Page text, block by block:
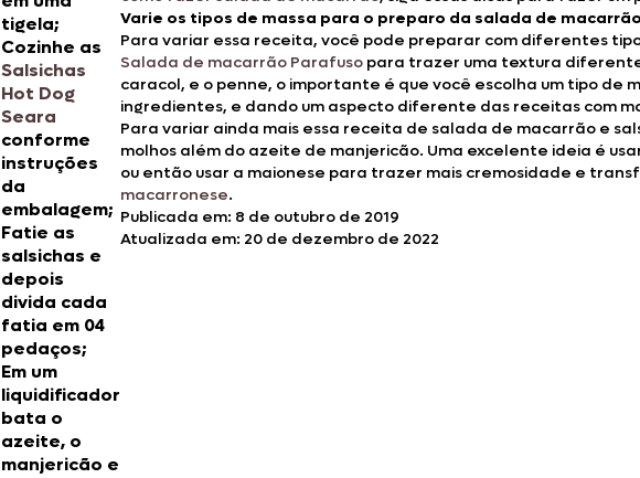
tigela;
Cozinhe as
Salsichas
Hot Dog
Seara
conforme
instruções
da
embalagem;
Fatie as
salsichas e
depois
divida cada
fatia em 04
pedaços;
Em um
liquidificador
bata o
azeite, o
manjericão e
Varie os tipos de massa para o preparo da salada de
Para variar essa receita, você pode preparar com diferentes
Salada de macarrão Parafuso para trazer uma textura
caracol, e o penne, o importante é que você escolha um tipo de
ingredientes, e dando um aspecto diferente das receitas com
Para variar ainda mais essa receita de salada de macarrão e
molhos além do azeite de manjericão. Uma excelente ideia é
ou então usar a maionese para trazer mais cremosidade e
macarronese.
Publicada em: 8 de outubro de 2019
Atualizada em: 20 de dezembro de 2022